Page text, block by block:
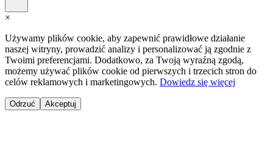
×
Używamy plików cookie, aby zapewnić prawidłowe działanie
naszej witryny, prowadzić analizy i personalizować ją zgodnie z
Twoimi preferencjami. Dodatkowo, za Twoją wyraźną zgodą,
możemy używać plików cookie od pierwszych i trzecich stron do
celów reklamowych i marketingowych. Dowiedz się więcej
Odrzuć Akceptuj